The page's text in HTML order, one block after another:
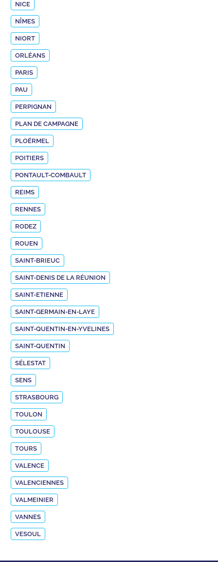
NICE
NÎMES
NIORT
ORLÉANS
PARIS
PAU
PERPIGNAN
PLAN DE CAMPAGNE
PLOËRMEL
POITIERS
PONTAULT-COMBAULT
REIMS
RENNES
RODEZ
ROUEN
SAINT-BRIEUC
SAINT-DENIS DE LA RÉUNION
SAINT-ETIENNE
SAINT-GERMAIN-EN-LAYE
SAINT-QUENTIN-EN-YVELINES
SAINT-QUENTIN
SÉLESTAT
SENS
STRASBOURG
TOULON
TOULOUSE
TOURS
VALENCE
VALENCIENNES
VALMEINIER
VANNES
VESOUL